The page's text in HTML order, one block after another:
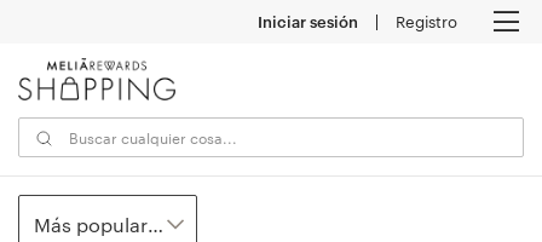
Iniciar sesión Registro
Más populares